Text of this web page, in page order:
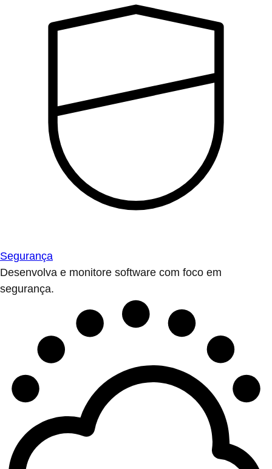
Segurança
Desenvolva e monitore software com foco em
segurança.